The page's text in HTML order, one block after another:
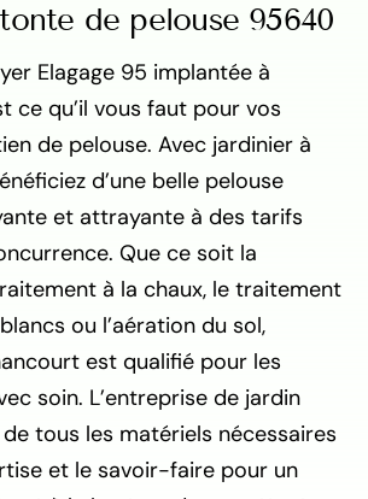
de pelouse 95640
Elagage 95 implantée à
ce qu’il vous faut pour vos
de pelouse. Avec jardinier à
d’une belle pelouse
et attrayante à des tarifs
Que ce soit la
à la chaux, le traitement
ou l’aération du sol,
est qualifié pour les
soin. L’entreprise de jardin
tous les matériels nécessaires
et le savoir-faire pour un